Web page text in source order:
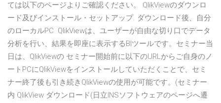
ては以下のページよりご確認ください。 QlikViewのダウンロ
ード及びインストール・セットアップ. ダウンロード後、自分
のローカルPC QlikViewは、ユーザーが自由な切り口でデータ
分析を行い、結果を即座に表示するBIツールです。セミナー当
日は、QlikViewの セミナー開始前に以下のURLからご自身のノ
ートPCにQlikViewをインストールしていただくことで、セミ
ナー終了後も引き続きQlikViewの使用が可能です。(セミナー
内 QlikView ダウンロード(日立INSソフトウェアのページへ遷